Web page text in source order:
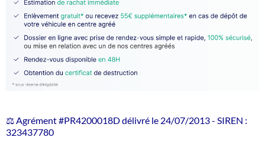
⚖️ Agrément #PR4200018D délivré le 24/07/2013 - SIREN :
323437780